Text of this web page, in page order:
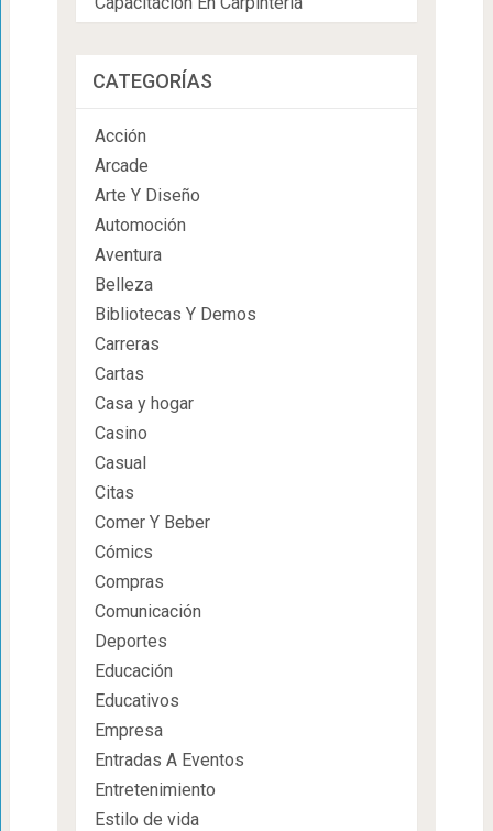
CATEGORÍAS
Acción
Arcade
Arte Y Diseño
Automoción
Aventura
Belleza
Bibliotecas Y Demos
Carreras
Cartas
Casa y hogar
Casino
Casual
Citas
Comer Y Beber
Cómics
Compras
Comunicación
Deportes
Educación
Educativos
Empresa
Entradas A Eventos
Entretenimiento
Estilo de vida